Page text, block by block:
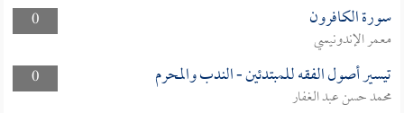
0 سورة الكافرون
معمر الإندونيسي
0
تيسير أصول الفقه للمبتدئين - الندب والمحرم
محمد حسن عبد الغفار